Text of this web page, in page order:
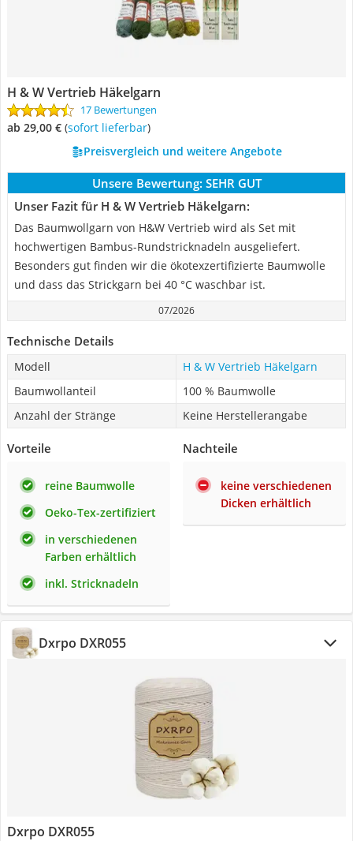
H & W Vertrieb Häkelgarn
17 Bewertungen
ab 29,00 € ( Sofort lieferbar)
Preisvergleich und weitere Angebote
Unsere Bewertung: SEHR GUT
Unser Fazit für H & W Vertrieb Häkelgarn:
Das Baumwollgarn von H&W Vertrieb wird als Set mit
hochwertigen Bambus-Rundstricknadeln ausgeliefert.
Besonders gut finden wir die ökotexzertifizierte Baumwolle
und dass das Strickgarn bei 40 °C waschbar ist.
07/2026
Technische Details
Modell
H & W Vertrieb Häkelgarn
Baumwollanteil
100 % Baumwolle
Anzahl der Stränge
Keine Herstellerangabe
Vorteile
reine Baumwolle
Oeko-Tex-zertifiziert
in verschiedenen
Farben erhältlich
inkl. Stricknadeln
Nachteile
keine verschiedenen
Dicken erhältlich
Dxrpo DXR055
Dxrpo DXR055